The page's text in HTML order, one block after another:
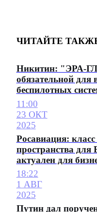
ЧИТАЙТЕ
Никитин: "ЭРА-
обязательной для
беспилотных
11:00
23 ОКТ
2025
Росавиация:
пространства
актуален для
18:22
1 АВГ
2025
Путин дал